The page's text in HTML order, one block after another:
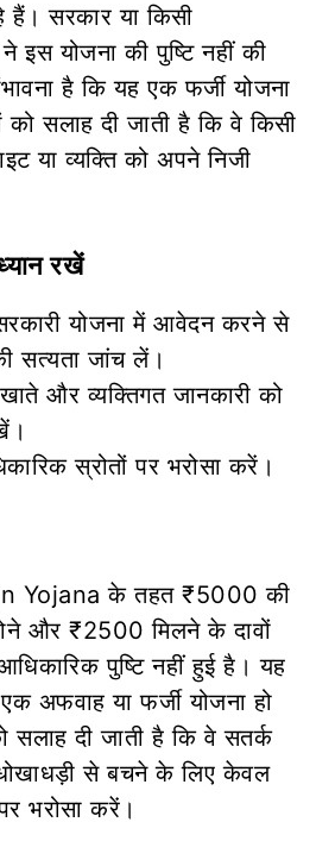
हैं। सरकार या किसी
इस योजना की पुष्टि नहीं की
है कि यह एक फर्जी योजना
को सलाह दी जाती है कि वे किसी
या व्यक्ति को अपने निजी
रखें
योजना में आवेदन करने से
सत्यता जांच लें।
और व्यक्तिगत जानकारी को
स्रोतों पर भरोसा करें।
Yojana के तहत ₹5000 की
और ₹2500 मिलने के दावों
पुष्टि नहीं हुई है। यह
अफवाह या फर्जी योजना हो
सलाह दी जाती है कि वे सतर्क
से बचने के लिए केवल
भरोसा करें।